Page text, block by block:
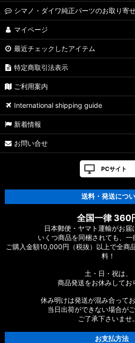
シマノ・ダイワ純正パーツのお取り寄
マイページ
最近チェックしたアイテム
特定商取引法表示
ご利用案内
International shipping guide
新着情報
お問い合せ
PCサイト
送料・発送につ
全国一律 360
日本郵便・ヤマト運輸がお届
いくつ商品を同梱されても、一
ご購入金額10,000円（税抜）以上で全商
料！
土・日・祝は、
商品発送をお休みしてお
休み明けは発送が混み合ってお
当日出荷ができない場合がご
ご了承下さいませ。
お支払方法